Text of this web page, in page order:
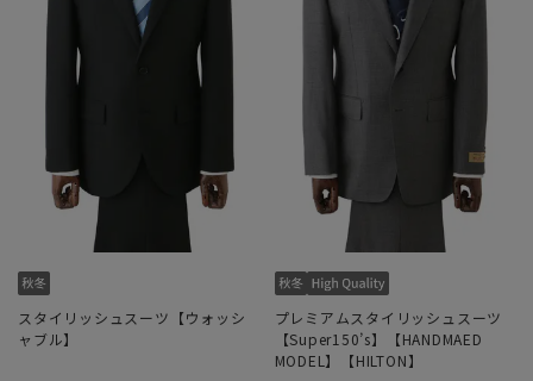
スタイリッシュスーツ【ウォッシ
ャブル】
プレミアムスタイリッシュスーツ
【Super150’s】【HANDMAED
MODEL】【HILTON】